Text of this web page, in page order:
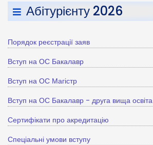
Абітурієнту 2026
Порядок реєстрації заяв
Вступ на ОС Бакалавр
Вступ на ОС Магістр
Вступ на ОС Бакалавр - друга вища освіта
Сертифікати про акредитацію
Спеціальні умови вступу